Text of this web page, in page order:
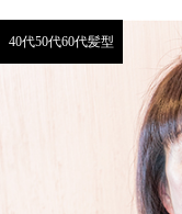
40代50代60代髪型